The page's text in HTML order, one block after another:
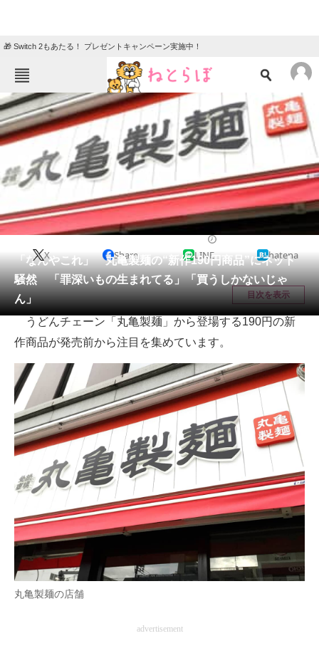
🎁 Switch 2もあたる！ プレゼントキャンペーン実施中！
ねとらぼメニュー
TOP ニュース
エンタメ クイズ
グルメ
教育・育児
リサーチ
会員記事
メディア
注目記事を集めた総合ページ
ITの今と未来を見通す
スマホと通信の最新トレンド
進化するPCとデバイスの未来
好きが集まる 比べて選べる
ビジネスと働き方のヒント
AI活用のいまが分かる
企業ITのトレンドを詳説
経営リーダーのコミュニティ
マーケ×ITの今がよく分かる
ITエンジニア向け専門サイト
「なんやこれ」 丸亀製麺の“新作190円商品”にネット
騒然 「罪深いもの生まれてる」「買うしかないじゃ
ん」
X Share LINE hatena
目次を表示
うどんチェーン「丸亀製麺」から登場する190円の新
作商品が発売前から注目を集めています。
丸亀製麺の店舗
advertisement